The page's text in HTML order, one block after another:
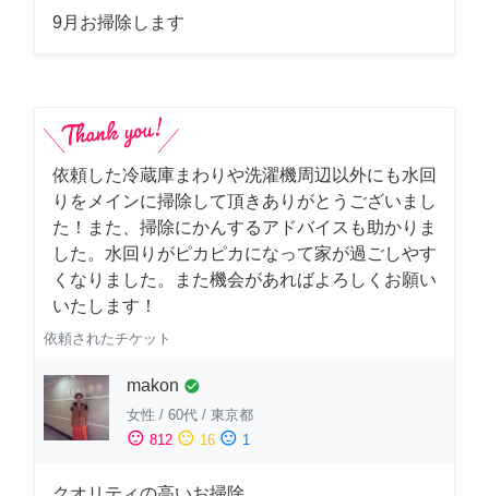
9月お掃除します
依頼した冷蔵庫まわりや洗濯機周辺以外にも水回
りをメインに掃除して頂きありがとうございまし
た！また、掃除にかんするアドバイスも助かりま
した。水回りがピカピカになって家が過ごしやす
くなりました。また機会があればよろしくお願い
いたします！
依頼されたチケット
makon check_circle
女性 / 60代 / 東京都
sentiment_satisfied 812 sentiment_neutral 16 sentiment_dissatisfied 1